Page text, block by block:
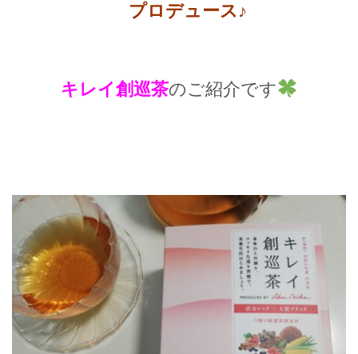
プロデュース♪
キレイ創巡茶のご紹介です